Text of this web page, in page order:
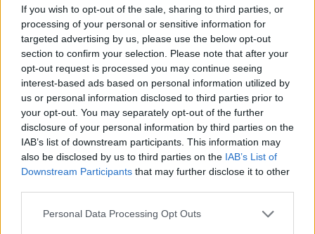
If you wish to opt-out of the sale, sharing to third parties, or
processing of your personal or sensitive information for
targeted advertising by us, please use the below opt-out
section to confirm your selection. Please note that after your
opt-out request is processed you may continue seeing
interest-based ads based on personal information utilized by
us or personal information disclosed to third parties prior to
your opt-out. You may separately opt-out of the further
disclosure of your personal information by third parties on the
IAB’s list of downstream participants. This information may
also be disclosed by us to third parties on the IAB’s List of
Downstream Participants that may further disclose it to other
Personal Data Processing Opt Outs